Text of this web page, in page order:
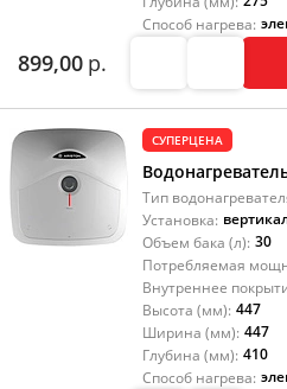
Способ нагрева:
899,00 р.
СУПЕРЦЕНА
Тип
Установка:
Объем бака (л): 30
Потребляемая
Внутреннее
Высота (мм): 447
Ширина (мм): 447
Глубина (мм): 410
Способ нагрева: